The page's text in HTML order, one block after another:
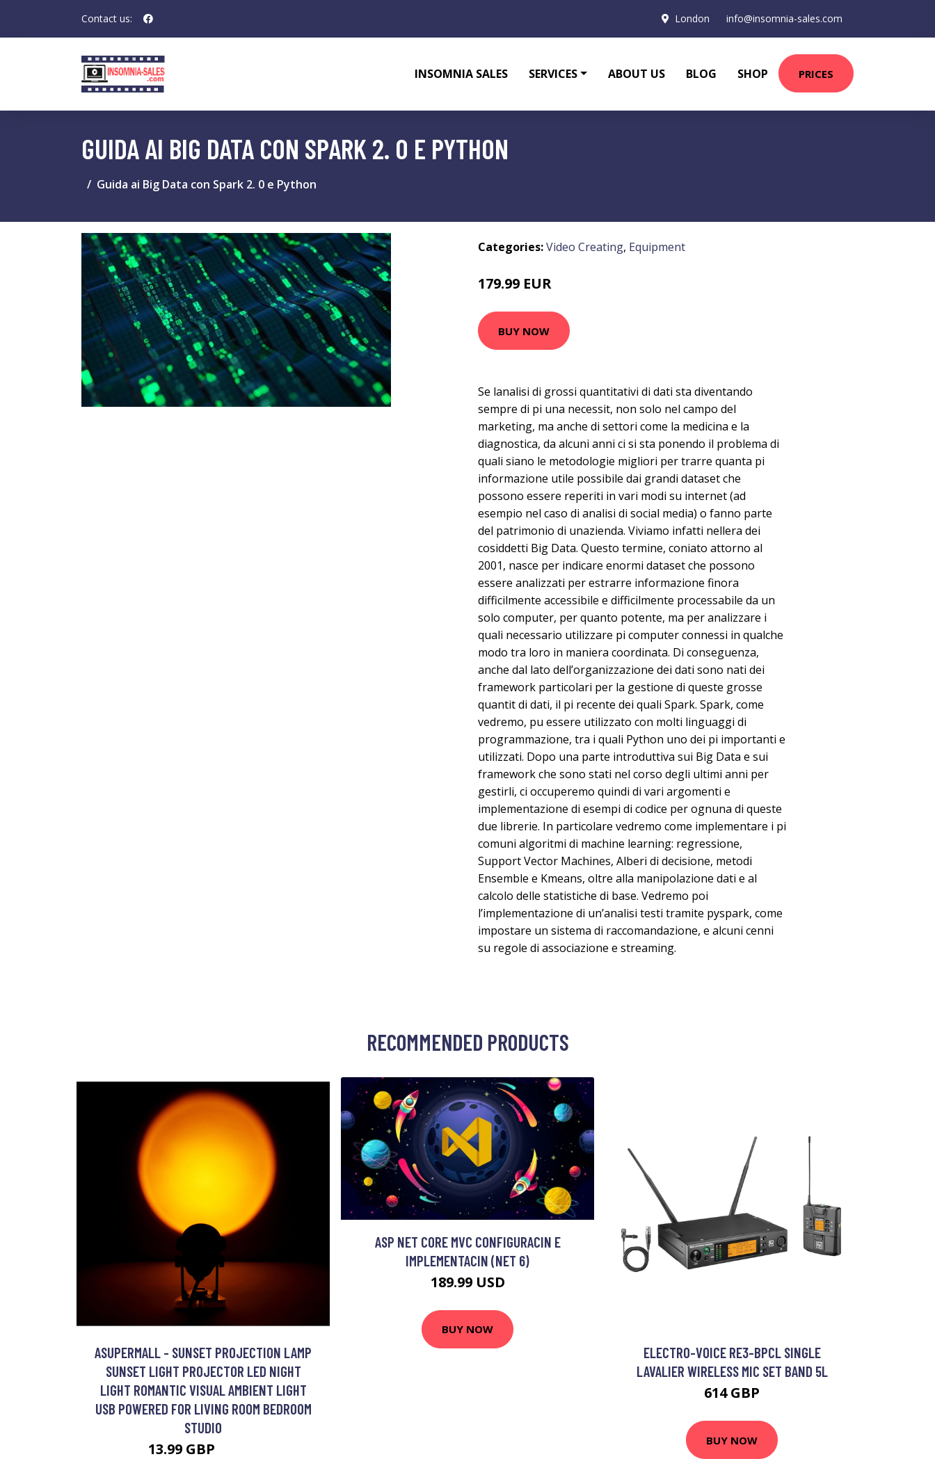
Contact us: London info@insomnia-sales.com
INSOMNIA SALES SERVICES ABOUT US BLOG SHOP PRICES
GUIDA AI BIG DATA CON SPARK 2. 0 E PYTHON
Guida ai Big Data con Spark 2. 0 e Python
Categories:Video Creating, Equipment
179.99 EUR
BUY NOW
Se lanalisi di grossi quantitativi di dati sta diventando
sempre di pi una necessit, non solo nel campo del
marketing, ma anche di settori come la medicina e la
diagnostica, da alcuni anni ci si sta ponendo il problema di
quali siano le metodologie migliori per trarre quanta pi
informazione utile possibile dai grandi dataset che
possono essere reperiti in vari modi su internet (ad
esempio nel caso di analisi di social media) o fanno parte
del patrimonio di unazienda. Viviamo infatti nellera dei
cosiddetti Big Data. Questo termine, coniato attorno al
2001, nasce per indicare enormi dataset che possono
essere analizzati per estrarre informazione finora
difficilmente accessibile e difficilmente processabile da un
solo computer, per quanto potente, ma per analizzare i
quali necessario utilizzare pi computer connessi in qualche
modo tra loro in maniera coordinata. Di conseguenza,
anche dal lato dell’organizzazione dei dati sono nati dei
framework particolari per la gestione di queste grosse
quantit di dati, il pi recente dei quali Spark. Spark, come
vedremo, pu essere utilizzato con molti linguaggi di
programmazione, tra i quali Python uno dei pi importanti e
utilizzati. Dopo una parte introduttiva sui Big Data e sui
framework che sono stati nel corso degli ultimi anni per
gestirli, ci occuperemo quindi di vari argomenti e
implementazione di esempi di codice per ognuna di queste
due librerie. In particolare vedremo come implementare i pi
comuni algoritmi di machine learning: regressione,
Support Vector Machines, Alberi di decisione, metodi
Ensemble e Kmeans, oltre alla manipolazione dati e al
calcolo delle statistiche di base. Vedremo poi
l’implementazione di un’analisi testi tramite pyspark, come
impostare un sistema di raccomandazione, e alcuni cenni
su regole di associazione e streaming.
RECOMMENDED PRODUCTS
ASUPERMALL - SUNSET PROJECTION LAMP
SUNSET LIGHT PROJECTOR LED NIGHT
LIGHT ROMANTIC VISUAL AMBIENT LIGHT
USB POWERED FOR LIVING ROOM BEDROOM
STUDIO
13.99 GBP
ASP NET CORE MVC CONFIGURACIN E
IMPLEMENTACIN (NET 6)
189.99 USD
BUY NOW
ELECTRO-VOICE RE3-BPCL SINGLE
LAVALIER WIRELESS MIC SET BAND 5L
614 GBP
BUY NOW